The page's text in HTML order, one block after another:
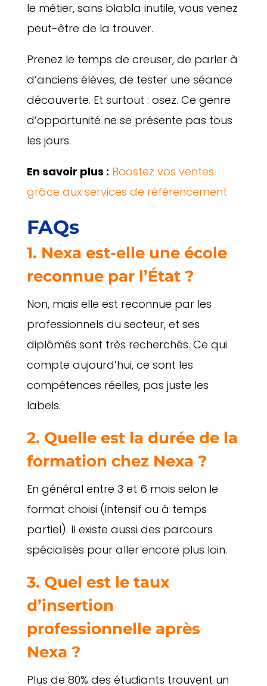
le métier, sans blabla inutile, vous venez
peut-être de la trouver.
Prenez le temps de creuser, de parler à
d’anciens élèves, de tester une séance
découverte. Et surtout : osez. Ce genre
d’opportunité ne se présente pas tous
les jours.
En savoir plus : Boostez vos ventes
grâce aux services de référencement
FAQs
1. Nexa est-elle une école
reconnue par l’État ?
Non, mais elle est reconnue par les
professionnels du secteur, et ses
diplômés sont très recherchés. Ce qui
compte aujourd’hui, ce sont les
compétences réelles, pas juste les
labels.
2. Quelle est la durée de la
formation chez Nexa ?
En général entre 3 et 6 mois selon le
format choisi (intensif ou à temps
partiel). Il existe aussi des parcours
spécialisés pour aller encore plus loin.
3. Quel est le taux
d’insertion
professionnelle après
Nexa ?
Plus de 80% des étudiants trouvent un